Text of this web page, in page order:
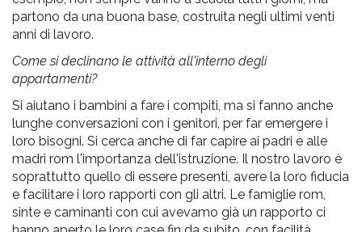
partono da una buona base, costruita negli ultimi venti
anni di lavoro.
Come si declinano le attività all'interno degli
appartamenti?
Si aiutano i bambini a fare i compiti, ma si fanno anche
lunghe conversazioni con i genitori, per far emergere i
loro bisogni. Si cerca anche di far capire ai padri e alle
madri rom l'importanza dell'istruzione. Il nostro lavoro è
soprattutto quello di essere presenti, avere la loro fiducia
e facilitare i loro rapporti con gli altri. Le famiglie rom,
sinte e caminanti con cui avevamo già un rapporto ci